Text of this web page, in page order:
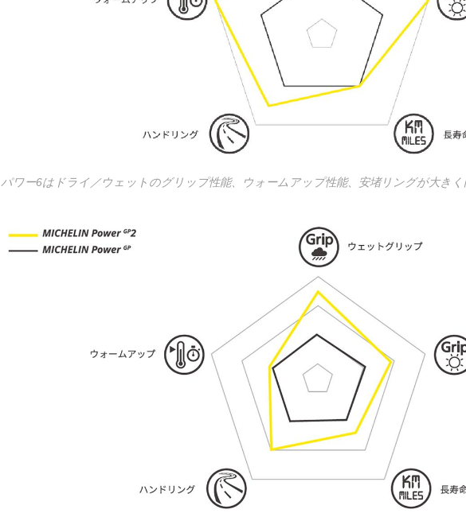
パワー6はドライ／ウェットのグリップ性能、ウォームアップ性能、安堵リングが大きく